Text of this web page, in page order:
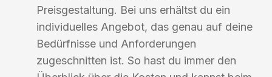
Preisgestaltung. Bei uns erhältst du ein
individuelles Angebot, das genau auf deine
Bedürfnisse und Anforderungen
zugeschnitten ist. So hast du immer den